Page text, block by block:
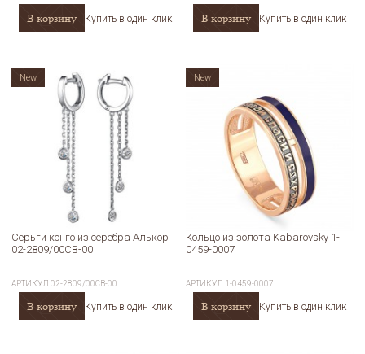
В корзину Купить в один клик В корзину Купить в один клик
Серьги конго из серебра Алькор
02-2809/00СВ-00
АРТИКУЛ02-2809/00СВ-00
В корзину Купить в один клик
New
Кольцо из золота Kabarovsky 1-
0459-0007
АРТИКУЛ 1-0459-0007
В корзину Купить в один клик
New